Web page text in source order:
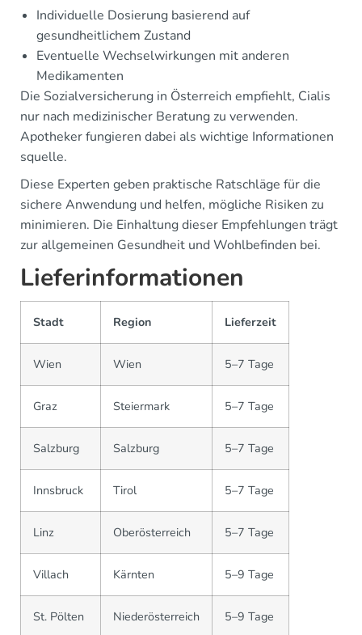
Individuelle Dosierung basierend auf
gesundheitlichem Zustand
Eventuelle Wechselwirkungen mit anderen
Medikamenten
Die Sozialversicherung in Österreich empfiehlt, Cialis
nur nach medizinischer Beratung zu verwenden.
Apotheker fungieren dabei als wichtige Informationen
squelle.
Diese Experten geben praktische Ratschläge für die
sichere Anwendung und helfen, mögliche Risiken zu
minimieren. Die Einhaltung dieser Empfehlungen trägt
zur allgemeinen Gesundheit und Wohlbefinden bei.
Lieferinformationen
Stadt Region Lieferzeit
Wien Wien 5–7 Tage
Graz Steiermark 5–7 Tage
Salzburg Salzburg 5–7 Tage
Innsbruck Tirol 5–7 Tage
Linz Oberösterreich 5–7 Tage
Villach Kärnten 5–9 Tage
St. Pölten Niederösterreich 5–9 Tage